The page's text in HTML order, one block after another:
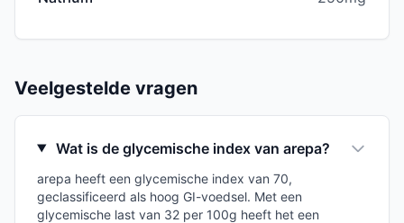
Veelgestelde vragen
Wat is de glycemische index van arepa?
arepa heeft een glycemische index van 70,
geclassificeerd als hoog GI-voedsel. Met een
glycemische last van 32 per 100g heeft het een